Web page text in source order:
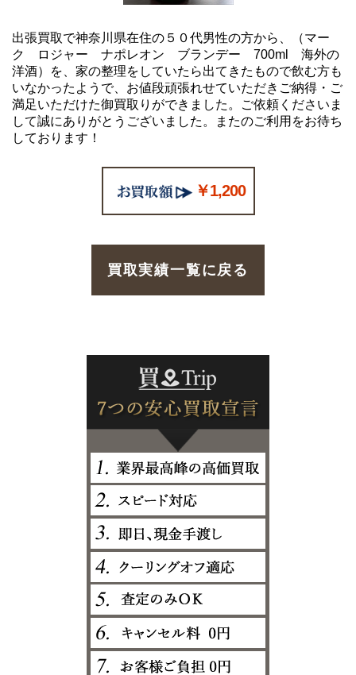
出張買取で神奈川県在住の５０代男性の方から、（マー
ク ロジャー ナポレオン ブランデー 700ml 海外の
洋酒）を、家の整理をしていたら出てきたもので飲む方も
いなかったようで、お値段頑張れせていただきご納得・ご
満足いただけた御買取りができました。ご依頼くださいま
して誠にありがとうございました。またのご利用をお待ち
しております！
￥1,200
買取実績一覧に戻る